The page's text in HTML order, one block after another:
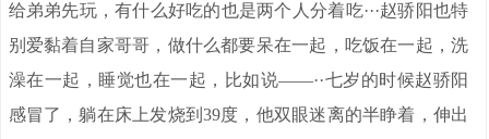
给弟弟先玩，有什么好吃的也是两个人分着吃···赵骄阳也特
别爱黏着自家哥哥，做什么都要呆在一起，吃饭在一起，洗
澡在一起，睡觉也在一起，比如说——··七岁的时候赵骄阳
感冒了，躺在床上发烧到39度，他双眼迷离的半睁着，伸出